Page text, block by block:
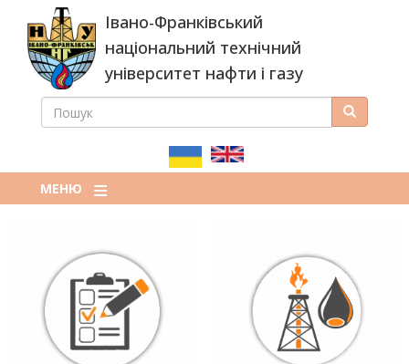
основного
вмісту
Івано-Франківський
національний технічний
університет нафти і газу
ПОШУКОВА
ПОШУК Пошук
МЕНЮ